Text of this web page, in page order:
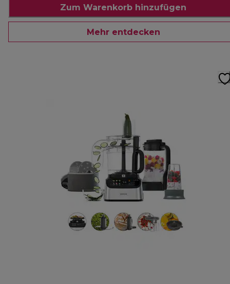
Zum Warenkorb hinzufügen
Mehr entdecken